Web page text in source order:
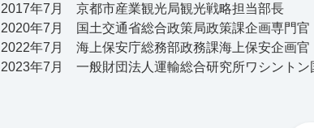
2017年7月 京都市産業観光局観光戦略担当部長
2020年7月 国土交通省総合政策局政策課企画専門官
2022年7月 海上保安庁総務部政務課海上保安企画官
2023年7月 一般財団法人運輸総合研究所ワシントン